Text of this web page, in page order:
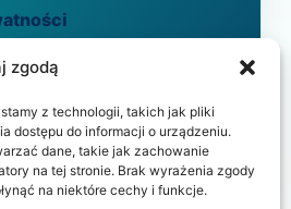
zgodą
z technologii, takich jak pliki
dostępu do informacji o urządzeniu.
dane, takie jak zachowanie
na tej stronie. Brak wyrażenia zgody
na niektóre cechy i funkcje.